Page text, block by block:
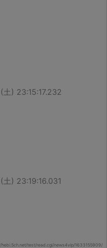
) 23:15:17.232
) 23:19:16.031
hebi.5ch.net/test/read.cgi/news4vip/1633155909/